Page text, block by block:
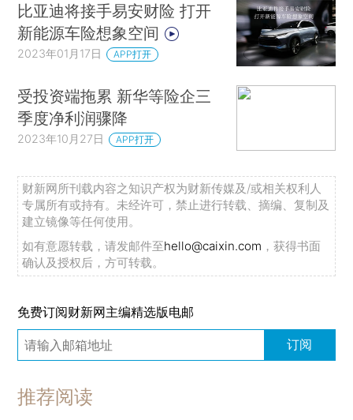
比亚迪将接手易安财险 打开
新能源车险想象空间
2023年01月17日 APP打开
受投资端拖累 新华等险企三
季度净利润骤降
2023年10月27日 APP打开
财新网所刊载内容之知识产权为财新传媒及/或相关权利人
专属所有或持有。未经许可，禁止进行转载、摘编、复制及
建立镜像等任何使用。
如有意愿转载，请发邮件至hello@caixin.com ，获得书面
确认及授权后，方可转载。
免费订阅财新网主编精选版电邮
订阅
推荐阅读